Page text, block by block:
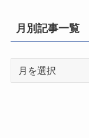
県
別
一
月別記事一覧